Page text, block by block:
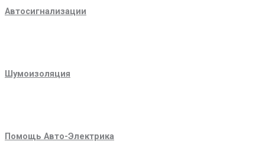
Автосигнализации
Шумоизоляция
Помощь Авто-Электрика